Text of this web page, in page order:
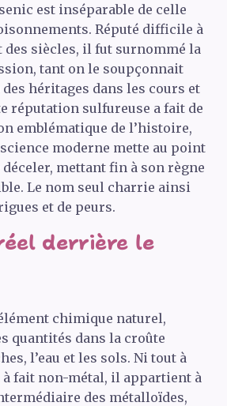
est inséparable de celle
Réputé difficile à
des siècles, il fut surnommé la
tant on le soupçonnait
des héritages dans les cours et
réputation sulfureuse a fait de
emblématique de l’histoire,
science moderne mette au point
mettant fin à son règne
Le nom seul charrie ainsi
et de peurs.
derrière le
chimique naturel,
quantités dans la croûte
l’eau et les sols. Ni tout à
fait non-métal, il appartient à
des métalloïdes,